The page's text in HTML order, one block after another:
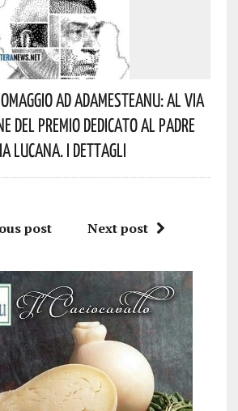
Ad Adamesteanu: Al Via
Del Premio Dedicato Al Padre
Lucana. I Dettagli
post Next post